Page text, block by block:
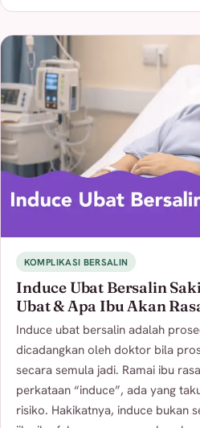
KOMPLIKASI BERSALIN
Induce Ubat Bersalin
Ubat & Apa Ibu Akan
Induce ubat bersalin adalah
dicadangkan oleh doktor bila
secara semula jadi. Ramai ibu
perkataan “induce”, ada yang
risiko. Hakikatnya, induce bukan